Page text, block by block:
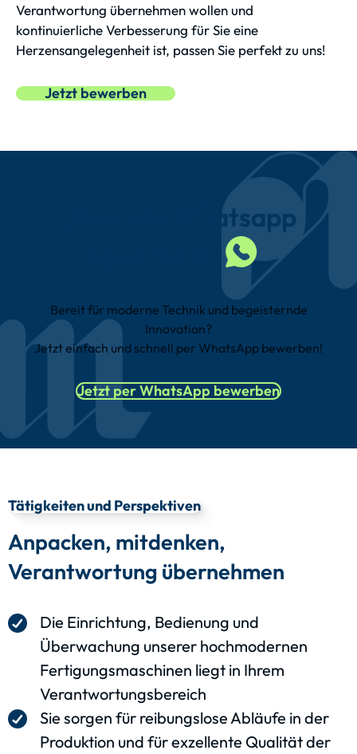
Verantwortung übernehmen wollen und
kontinuierliche Verbesserung für Sie eine
Herzensangelegenheit ist, passen Sie perfekt zu uns!
Jetzt bewerben
Whatsapp
Bereit für moderne Technik und begeisternde
Innovation?
Jetzt einfach und schnell per WhatsApp bewerben!
Jetzt per WhatsApp bewerben
Tätigkeiten und Perspektiven
Anpacken, mitdenken,
Verantwortung übernehmen
Die Einrichtung, Bedienung und
Überwachung unserer hochmodernen
Fertigungsmaschinen liegt in Ihrem
Verantwortungsbereich
Sie sorgen für reibungslose Abläufe in der
Produktion und für exzellente Qualität der